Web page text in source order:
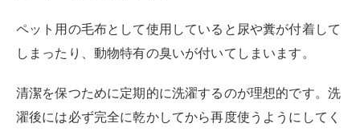
ペット用の毛布として使用していると尿や糞が付着して
しまったり、動物特有の臭いが付いてしまいます。
清潔を保つために定期的に洗濯するのが理想的です。洗
濯後には必ず完全に乾かしてから再度使うようにしてく